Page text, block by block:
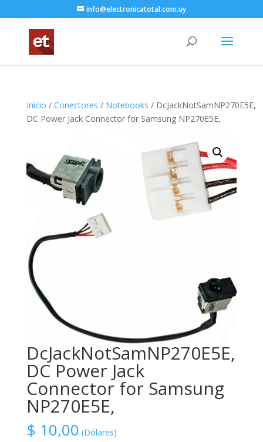
info@electronicatotal.com.uy
Inicio / Conectores / Notebooks / DcJackNotSamNP270E5E,
DC Power Jack Connector for Samsung NP270E5E,
DcJackNotSamNP270E5E,
DC Power Jack
Connector for Samsung
NP270E5E,
$ 10,00 (Dólares)